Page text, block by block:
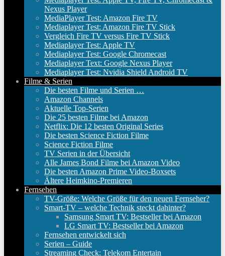
Nexus Player
MediaPlayer Test: Amazon Fire TV
Mediaplayer Test: Amazon Fire TV Stick
Vergleich Fire TV versus Fire TV Stick
Mediaplayer Test: Apple TV
Mediaplayer Test: Google Chromecast
Mediaplayer Text: Google Nexus Player
Mediaplayer Test: Nvidia Shield Android TV
Filme & Serien
Die besten Filme und Serien …
Amazon Channels
Aktuelle Top-Serien
Die 25 besten Filme bei Amazon
Netflix: Die 12 besten Original Series
Die besten Science Fiction Filme
Science Fiction Filme
TV Serien in der Übersicht
Alle James Bond Filme bei Amazon Video
Die besten Amazon Prime Video-Boxsets
Ältere Heimkino-Premieren
Fernsehen
TV-Größe: Welche Größe für den neuen Fernseher?
Smart-TV – welche Technik steckt dahinter?
Samsung Smart TV: Bestseller bei Amazon
LG Smart TV: Bestseller bei Amazon
Fernsehen entwickelt sich
Serien – Guide
Streaming Check: Telekom Entertain